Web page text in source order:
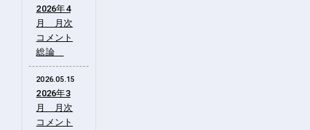
2026年4
月 月次
コメント
総論
2026.05.15
2026年3
月 月次
コメント